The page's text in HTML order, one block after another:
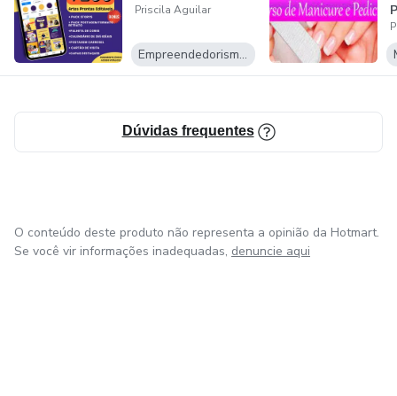
Priscila Aguilar
Empreendedorismo Digital
Dúvidas frequentes
O conteúdo deste produto não representa a opinião da Hotmart.
Se você vir informações inadequadas, denuncie aqui